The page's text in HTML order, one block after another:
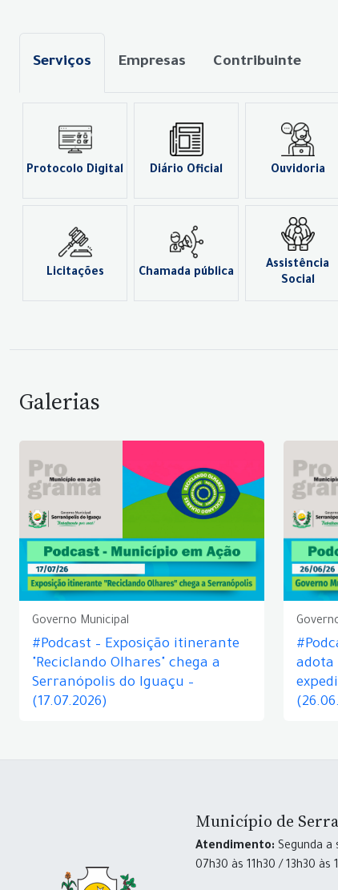
Serviços Empresas Contribuinte
Protocolo Digital Diário Oficial Ouvidoria
Licitações Chamada pública
Assistência
Social
Galerias
Governo Municipal
#Podcast – Exposição itinerante
"Reciclando Olhares" chega a
Serranópolis do Iguaçu –
(17.07.2026)
adota
Município de
Atendimento: Segunda
07h30 às 11h30 / 13h30 às